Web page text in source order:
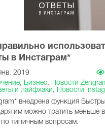
в Инстаграм*
2019
, Бизнес, Новости
и лайфхаки, Новости
внедрена функция
им можно тратить меньше
по типичным вопросам.